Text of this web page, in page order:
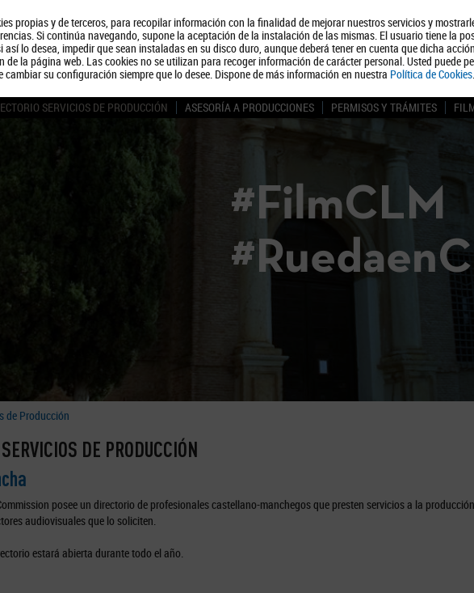
propias y de terceros, para recopilar información con la finalidad de mejorar nuestros servicios y
Si continúa navegando, supone la aceptación de la instalación de las mismas. El usuario tiene la
lo desea, impedir que sean instaladas en su disco duro, aunque deberá tener en cuenta que dicha
de la página web. Las cookies no se utilizan para recoger información de carácter personal. Usted puede
cambiar su configuración siempre que lo desee. Dispone de más información en nuestra Política de Cookies.
Quiénes somos Turismo
SERVICIOS DE PRODUCCIÓN ASESORÍA A PRODUCCIONES PERMISOS Y TRÁMITES
#FilmCLM
de Producción
DE PRODUCCIÓN
posee un directorio de profesionales castellano-manchegos que presten servicios a la
audiovisuales que lo soliciten.
estará abierta durante todo el año.